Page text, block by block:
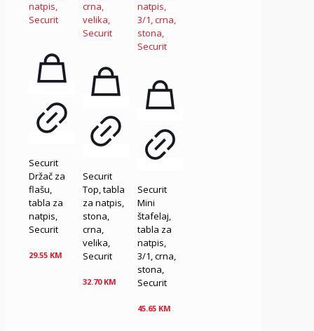
Securit
Držač za
flašu,
tabla za
natpis,
Securit
29.55 KM
Securit
Top, tabla
za natpis,
stona,
crna,
velika,
Securit
32.70 KM
Securit
Mini
štafelaj,
tabla za
natpis,
3/1, crna,
stona,
Securit
45.65 KM